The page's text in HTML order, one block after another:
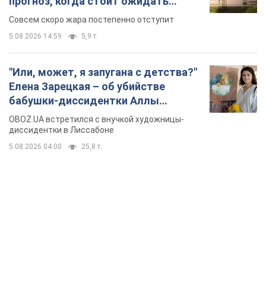
изменения погоды
Совсем скоро жара постепенно отступит
5.08.2026 14:59 5,9 т.
"Или, может, я запугана с детства?"
Елена Зарецкая – об убийстве
бабушки-диссидентки Аллы
Горской, критике сына Стуса и
бегстве в Португалию с пятью
детьми
OBOZ.UA встретился с внучкой художницы-
диссидентки в Лиссабоне
5.08.2026 04:00 25,8 т.